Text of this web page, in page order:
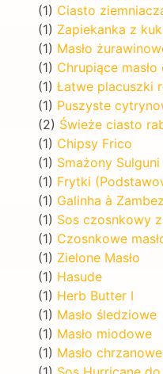
(1) Ciasto
(1) Zapiekanka z
(1) Masło
(1) Chrupiące
(1) Łatwe placuszki
(1) Puszyste
(2) Świeże ciasto
(1) Chipsy Frico
(1) Smażony Sulguni
(1) Frytki
(1) Galinha à
(1) Sos czosnkowy z
(1) Czosnkowe
(1) Zielone Masło
(1) Hasude
(1) Herb Butter I
(1) Masło śledziowe
(1) Masło miodowe
(1) Masło chrzanowe